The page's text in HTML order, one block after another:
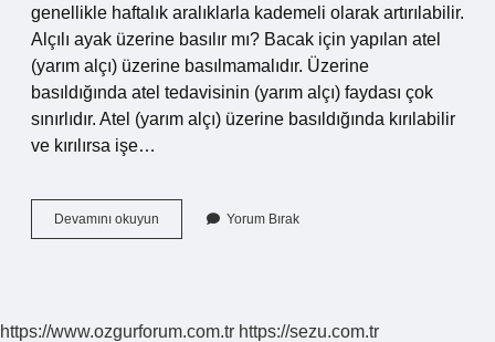
genellikle haftalık aralıklarla kademeli olarak artırılabilir.
Alçılı ayak üzerine basılır mı? Bacak için yapılan atel
(yarım alçı) üzerine basılmamalıdır. Üzerine
basıldığında atel tedavisinin (yarım alçı) faydası çok
sınırlıdır. Atel (yarım alçı) üzerine basıldığında kırılabilir
ve kırılırsa işe…
Devamını okuyun
Ayak
Yorum Bırak
https://www.ozgurforum.com.tr https://sezu.com.tr